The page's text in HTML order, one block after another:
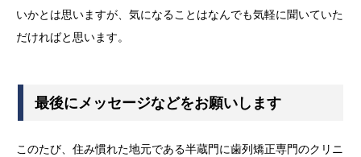
いかとは思いますが、気になることはなんでも気軽に聞いていた
だければと思います。
最後にメッセージなどをお願いします
このたび、住み慣れた地元である半蔵門に歯列矯正専門のクリニ